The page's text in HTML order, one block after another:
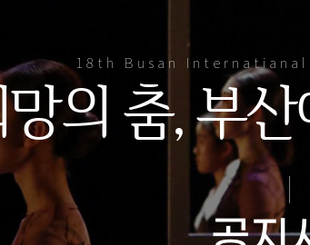
18th Busan
의 춤, 부